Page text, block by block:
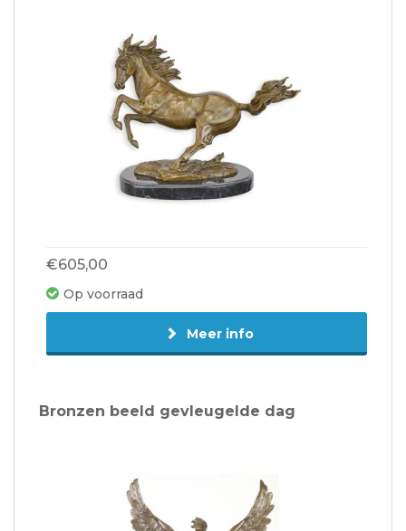
€605,00
Op voorraad
Meer info
Bronzen beeld gevleugelde dag